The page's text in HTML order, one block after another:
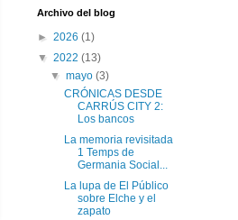
Archivo del blog
► 2026 (1)
▼ 2022 (13)
▼mayo(3)
CRÓNICAS DESDE
CARRÚS CITY 2:
Los bancos
La memoria revisitada
1 Temps de
Germania Social...
La lupa de El Público
sobre Elche y el
zapato